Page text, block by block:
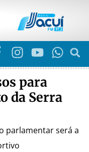
para
da Serra
parlamentar será a